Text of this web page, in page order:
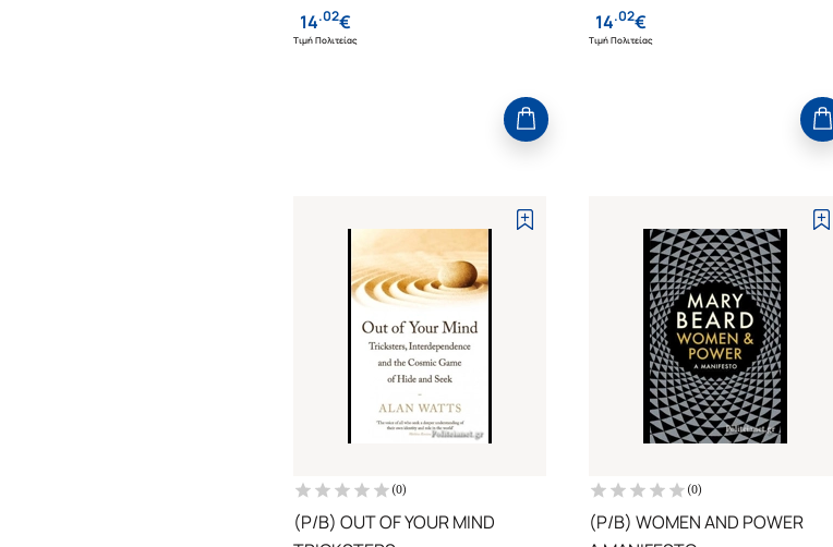
14.02€
Τιμή Πολιτείας
14.02€
Τιμή Πολιτείας
(0)
(P/B) OUT OF YOUR MIND
(0)
(P/B) WOMEN AND POWER